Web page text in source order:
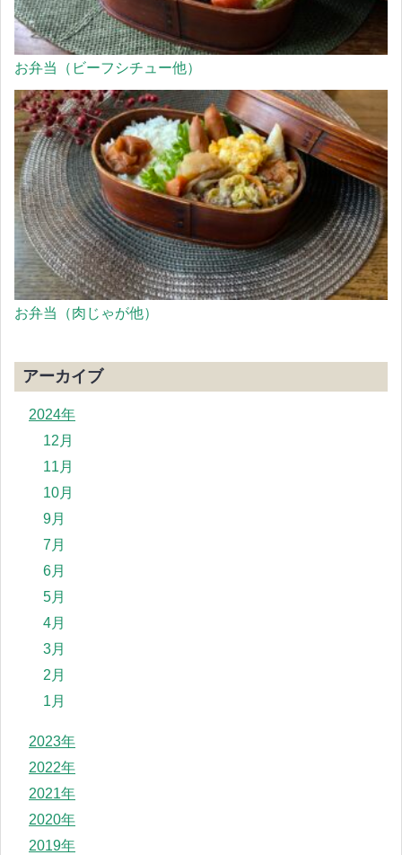
お弁当（ビーフシチュー他）
お弁当（肉じゃが他）
アーカイブ
2024年
12月
11月
10月
9月
7月
6月
5月
4月
3月
2月
1月
2023年
2022年
2021年
2020年
2019年